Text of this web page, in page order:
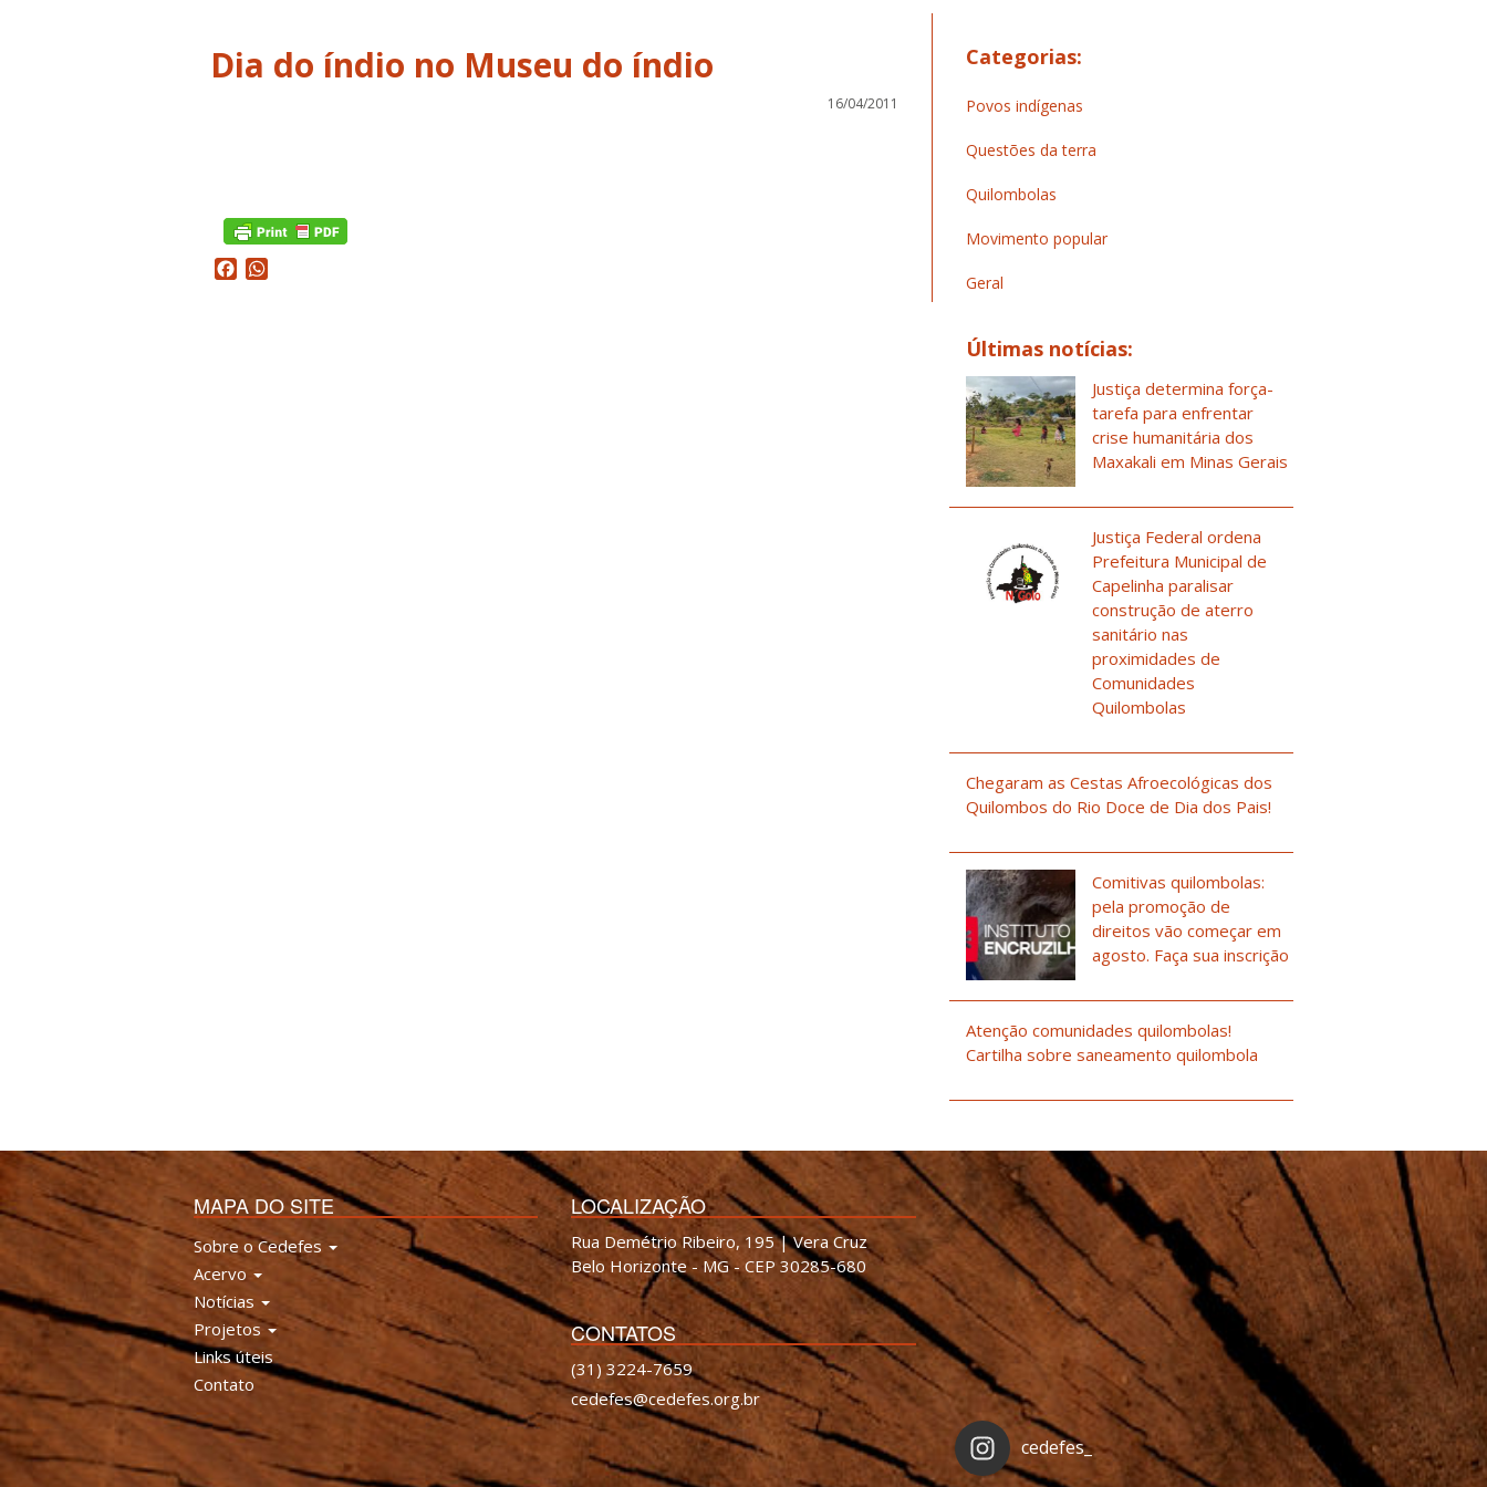
Dia do índio no Museu do índio
16/04/2011
Facebook
Categorias:
Povos indígenas
Questões da terra
Quilombolas
Movimento popular
Geral
Últimas notícias:
Justiça determina força-
tarefa para enfrentar
crise humanitária dos
Maxakali em Minas Gerais
Justiça Federal ordena
Prefeitura Municipal de
Capelinha paralisar
construção de aterro
sanitário nas
proximidades de
Comunidades
Quilombolas
Chegaram as Cestas Afroecológicas dos
Quilombos do Rio Doce de Dia dos Pais!
Comitivas quilombolas:
pela promoção de
direitos vão começar em
agosto. Faça sua inscrição
Atenção comunidades quilombolas!
Cartilha sobre saneamento quilombola
MAPA DO SITE
Sobre o Cedefes
Acervo
Notícias
Projetos
Links úteis
Contato
LOCALIZAÇÃO
Rua Demétrio Ribeiro, 195 | Vera Cruz
Belo Horizonte - MG - CEP 30285-680
CONTATOS
(31) 3224-7659
cedefes@cedefes.org.br
cedefes_